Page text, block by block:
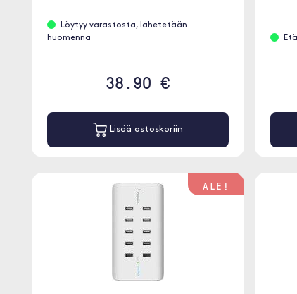
Löytyy varastosta, lähetetään
huomenna
38.90 €
Lisää ostoskoriin
ALE!